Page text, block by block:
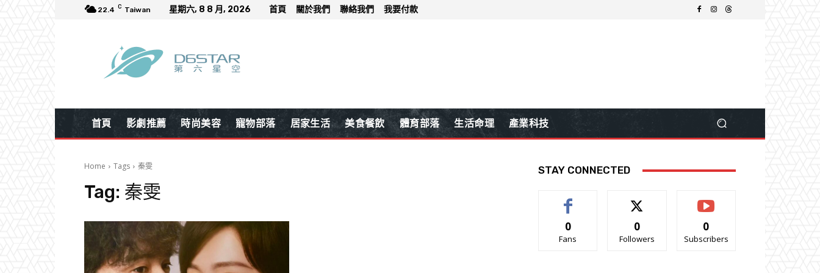
22.4 C Taiwan 星期六, 8 8 月, 2026 首頁 關於我們 聯絡我們 我要付款
首頁 影劇推薦 時尚美容 寵物部落 居家生活 美食餐飲 體育部落 生活命理 產業科技
Home Tags 秦雯
Tag: 秦雯
STAY CONNECTED
0
Fans
0
Followers
0
Subscribers